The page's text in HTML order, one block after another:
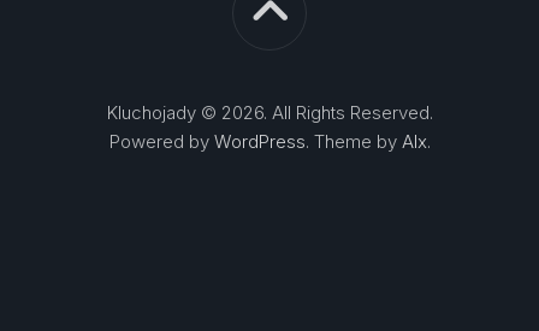
Kluchojady © 2026. All Rights Reserved.
Powered by WordPress. Theme by Alx.